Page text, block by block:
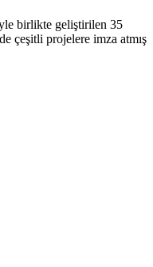
birlikte geliştirilen 35
çeşitli projelere imza atmış